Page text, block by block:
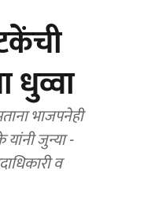
धुव्वा
भाजपनेही
जुन्या -
व